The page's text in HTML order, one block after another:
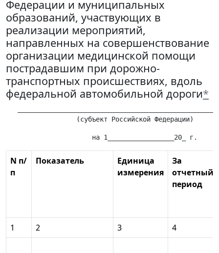
Федерации и муниципальных
образований, участвующих в
реализации мероприятий,
направленных на совершенствование
организации медицинской помощи
пострадавшим при дорожно-
транспортных происшествиях, вдоль
федеральной автомобильной дороги*
N п/
п
Показатель
Единица
измерения
За
отчетный
период
1 2 3 4